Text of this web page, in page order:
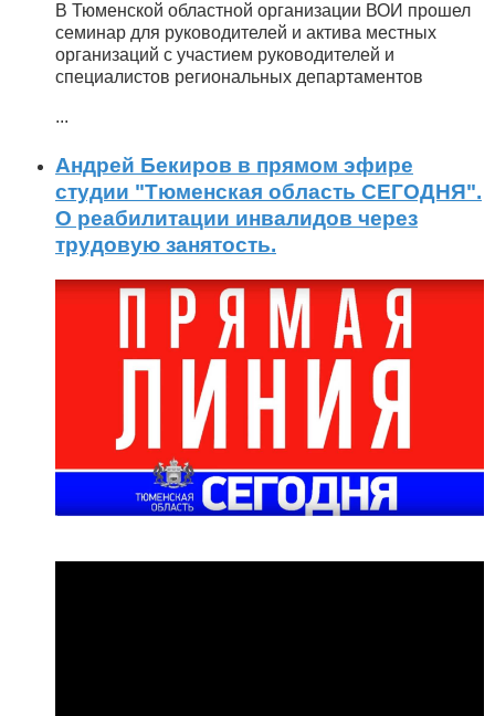
В Тюменской областной организации ВОИ прошел
семинар для руководителей и актива местных
организаций с участием руководителей и
специалистов региональных департаментов
...
Андрей Бекиров в прямом эфире
студии "Тюменская область СЕГОДНЯ".
О реабилитации инвалидов через
трудовую занятость.